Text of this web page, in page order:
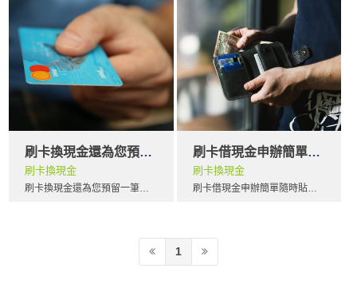
刷卡換現金還為您預留一筆預備金
刷卡換現金
刷卡換現金還為您預留一筆預備金，因此沒有固定的付款金額或期限。支付高級資金根據當天或週的信用卡和借記卡交易而有所不同。
刷卡借現金申辦簡單隨時貼現救急
刷卡換現金
刷卡借現金申辦簡單隨時貼現救急，商家現金預付款用於需要快速現金且無法獲得資格或不希望獲得所需資金的銀行批准過程的企業。
1